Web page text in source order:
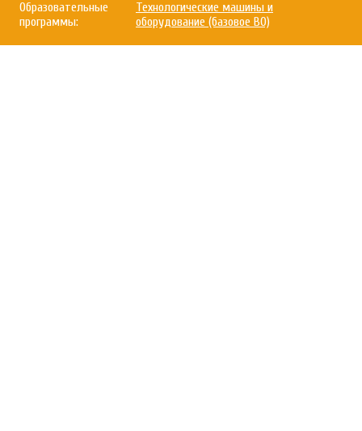
Образовательные
программы:
Технологические машины и
оборудование (базовое ВО)